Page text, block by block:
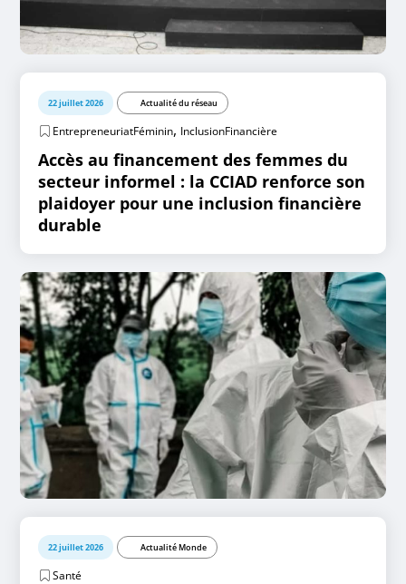
22 juillet 2026 Actualité du réseau
EntrepreneuriatFéminin, InclusionFinancière
Accès au financement des femmes du
secteur informel : la CCIAD renforce son
plaidoyer pour une inclusion financière
durable
22 juillet 2026 Actualité Monde
Santé